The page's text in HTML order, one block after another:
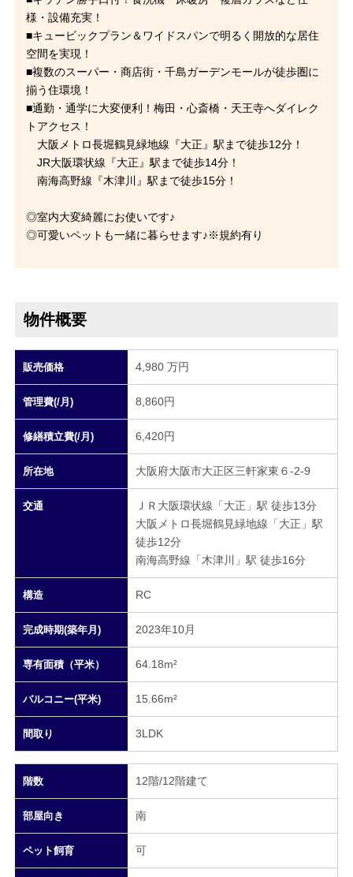
様・設備充実！
■キュービックプラン＆ワイドスパンで明るく開放的な居住
空間を実現！
■複数のスーパー・商店街・千島ガーデンモールが徒歩圏に
揃う住環境！
■通勤・通学に大変便利！梅田・心斎橋・天王寺へダイレク
トアクセス！
大阪メトロ長堀鶴見緑地線『大正』駅まで徒歩12分！
JR大阪環状線『大正』駅まで徒歩14分！
南海高野線『木津川』駅まで徒歩15分！
◎室内大変綺麗にお使いです♪
◎可愛いペットも一緒に暮らせます♪※規約有り
物件概要
販売価格 4,980 万円
管理費(/月) 8,860円
修繕積立費(/月) 6,420円
所在地 大阪府大阪市大正区三軒家東６-2-9
交通
ＪＲ大阪環状線「大正」駅 徒歩13分
大阪メトロ長堀鶴見緑地線「大正」駅
徒歩12分
南海高野線「木津川」駅 徒歩16分
構造 RC
完成時期(築年月) 2023年10月
専有面積（平米） 64.18m²
バルコニー(平米) 15.66m²
間取り 3LDK
階数 12階/12階建て
部屋向き 南
ペット飼育 可